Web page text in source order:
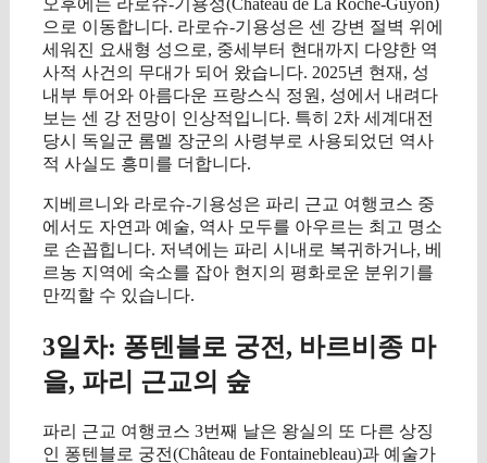
오후에는 라로슈-기용성(Château de La Roche-Guyon)
으로 이동합니다. 라로슈-기용성은 센 강변 절벽 위에
세워진 요새형 성으로, 중세부터 현대까지 다양한 역
사적 사건의 무대가 되어 왔습니다. 2025년 현재, 성
내부 투어와 아름다운 프랑스식 정원, 성에서 내려다
보는 센 강 전망이 인상적입니다. 특히 2차 세계대전
당시 독일군 롬멜 장군의 사령부로 사용되었던 역사
적 사실도 흥미를 더합니다.
지베르니와 라로슈-기용성은 파리 근교 여행코스 중
에서도 자연과 예술, 역사 모두를 아우르는 최고 명소
로 손꼽힙니다. 저녁에는 파리 시내로 복귀하거나, 베
르농 지역에 숙소를 잡아 현지의 평화로운 분위기를
만끽할 수 있습니다.
3일차: 퐁텐블로 궁전, 바르비종 마
을, 파리 근교의 숲
파리 근교 여행코스 3번째 날은 왕실의 또 다른 상징
인 퐁텐블로 궁전(Château de Fontainebleau)과 예술가